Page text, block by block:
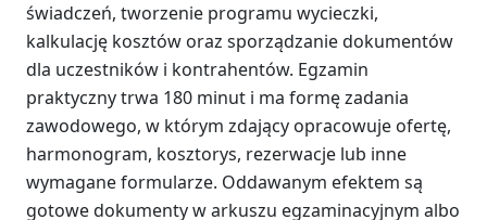
świadczeń, tworzenie programu wycieczki,
kalkulację kosztów oraz sporządzanie dokumentów
dla uczestników i kontrahentów. Egzamin
praktyczny trwa 180 minut i ma formę zadania
zawodowego, w którym zdający opracowuje ofertę,
harmonogram, kosztorys, rezerwacje lub inne
wymagane formularze. Oddawanym efektem są
gotowe dokumenty w arkuszu egzaminacyjnym albo